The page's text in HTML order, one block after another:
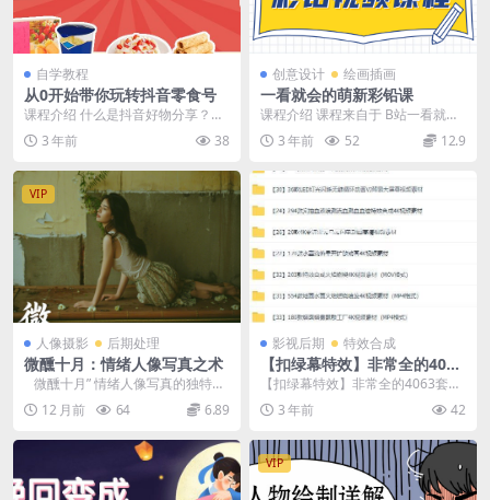
自学教程
从0开始带你玩转抖音零食号
课程介绍 什么是抖音好物分享？简
单来说就是通过抖音短视频分享产
品。网友看到视频，...
3 年前 38
创意设计 绘画插画
一看就会的萌新彩铅课
课程介绍 课程来自于 B站一看就会
的萌新彩铅课 星云画画 来自星云画
画的长风老师...
3 年前 52 12.9
VIP
人像摄影 后期处理
微醺十月：情绪人像写真之术
微醺十月” 情绪人像写真的独特价
值在于其对情感表达的细腻捕捉和
对艺术风格的...
12 月前 64 6.89
影视后期 特效合成
【扣绿幕特效】非常全的4063
套视频特效素材分享
【扣绿幕特效】非常全的4063套视
频特效素材分享 玩这方面的兄弟可
以存一份，素材...
3 年前 42
VIP